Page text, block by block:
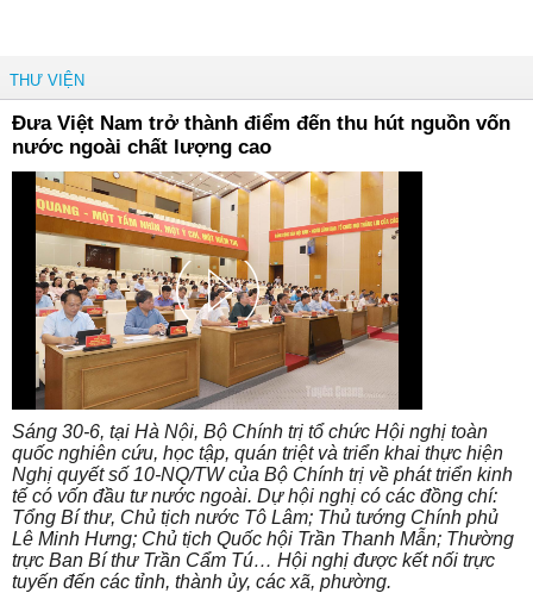
THƯ VIỆN
Đưa Việt Nam trở thành điểm đến thu hút nguồn vốn
nước ngoài chất lượng cao
Sáng 30-6, tại Hà Nội, Bộ Chính trị tổ chức Hội nghị toàn
quốc nghiên cứu, học tập, quán triệt và triển khai thực hiện
Nghị quyết số 10-NQ/TW của Bộ Chính trị về phát triển kinh
tế có vốn đầu tư nước ngoài. Dự hội nghị có các đồng chí:
Tổng Bí thư, Chủ tịch nước Tô Lâm; Thủ tướng Chính phủ
Lê Minh Hưng; Chủ tịch Quốc hội Trần Thanh Mẫn; Thường
trực Ban Bí thư Trần Cẩm Tú… Hội nghị được kết nối trực
tuyến đến các tỉnh, thành ủy, các xã, phường.